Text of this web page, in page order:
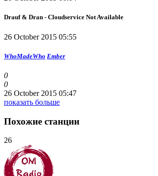
Drauf & Dran - Cloudservice Not Available
26 October 2015 05:55
WhoMadeWho Ember
0
0
26 October 2015 05:47
показать больше
Похожие станции
26